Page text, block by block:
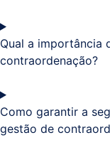
Qual a importância
contraordenação?
Como garantir a
gestão de